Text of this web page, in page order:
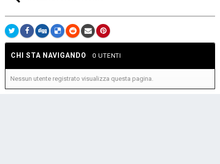
CHI STA NAVIGANDO 0 UTENTI
Nessun utente registrato visualizza questa pagina.